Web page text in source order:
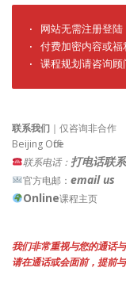
· 网站无需注册登陆
· 付费加密内容或福
· 课程规划请咨询顾
联系我们 ｜仅咨询非合作
Beijing Office
联系电话： 打电话联
官方电邮： email us
Online课程主页
我们非常重视与您的通话与
请在通话或会面前，提前